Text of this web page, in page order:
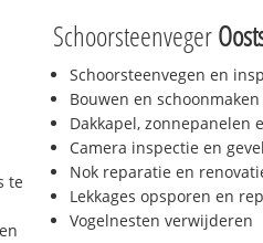
te
Schoorsteenveger
Schoorsteenvegen en
Bouwen en
Dakkapel, zonnepanelen
Camera inspectie en
Nok reparatie en
Lekkages opsporen en
Vogelnesten verwijderen